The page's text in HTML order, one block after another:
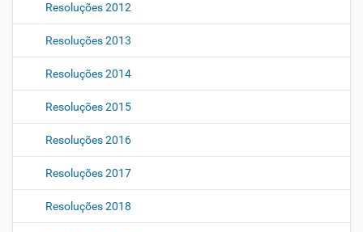
Resoluções 2012
Resoluções 2013
Resoluções 2014
Resoluções 2015
Resoluções 2016
Resoluções 2017
Resoluções 2018